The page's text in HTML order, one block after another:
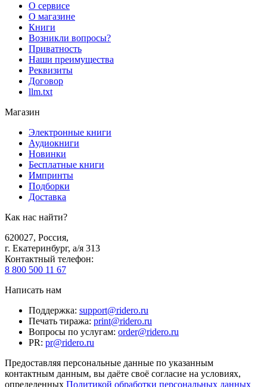
О сервисе
О магазине
Книги
Возникли вопросы?
Приватность
Наши преимущества
Реквизиты
Договор
llm.txt
Магазин
Электронные книги
Аудиокниги
Новинки
Бесплатные книги
Импринты
Подборки
Доставка
Как нас найти?
620027, Россия,
г. Екатеринбург, а/я 313
Контактный телефон:
8 800 500 11 67
Написать нам
Поддержка: support@ridero.ru
Печать тиража: print@ridero.ru
Вопросы по услугам: order@ridero.ru
PR: pr@ridero.ru
Предоставляя персональные данные по указанным
контактным данным, вы даёте своё согласие на условиях,
определенных Политикой обработки персональных данных